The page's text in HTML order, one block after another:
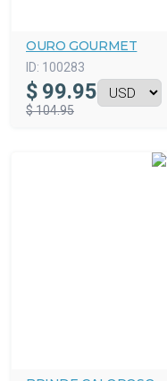
OURO GOURMET
ID: 100283
$ 99.95
$ 104.95